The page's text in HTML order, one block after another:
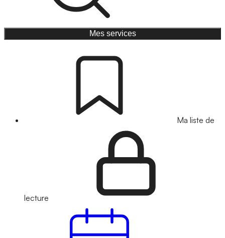
Mes services
Ma liste de
lecture